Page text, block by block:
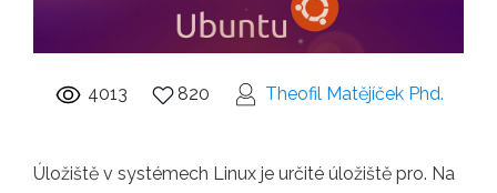
4013 820 Theofil Matějíček Phd.
Úložiště v systémech Linux je určité úložiště pro. Na